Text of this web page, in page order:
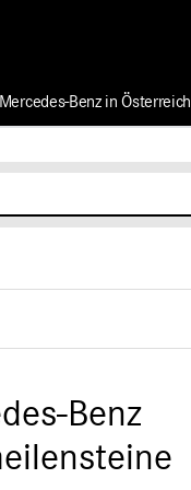
Mercedes-Benz in Österreich
Benz